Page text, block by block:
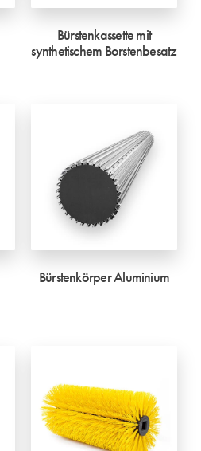
Bürstenkassette mit
synthetischem Borstenbesatz
Bürstenkörper Aluminium